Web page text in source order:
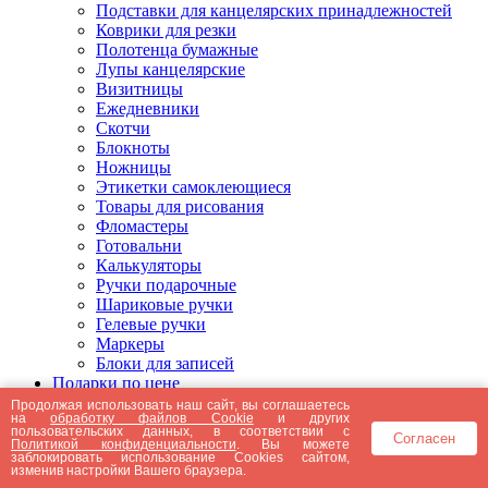
Подставки для канцелярских принадлежностей
Коврики для резки
Полотенца бумажные
Лупы канцелярские
Визитницы
Ежедневники
Скотчи
Блокноты
Ножницы
Этикетки самоклеющиеся
Товары для рисования
Фломастеры
Готовальни
Калькуляторы
Ручки подарочные
Шариковые ручки
Гелевые ручки
Маркеры
Блоки для записей
Подарки по цене
Подарки от 5000 рублей
Подарки до 5000 рублей
Подарки до 3000 рублей
Подарки до 2000 рублей
Подарки до 1000 рублей
Продолжая использовать наш сайт, вы соглашаетесь
наобработку файлов Cookie и других
пользовательских данных, в соответствии с
Политикой конфиденциальности . Вы можете
заблокировать использование Cookies сайтом,
изменив настройки Вашего браузера.
Согласен